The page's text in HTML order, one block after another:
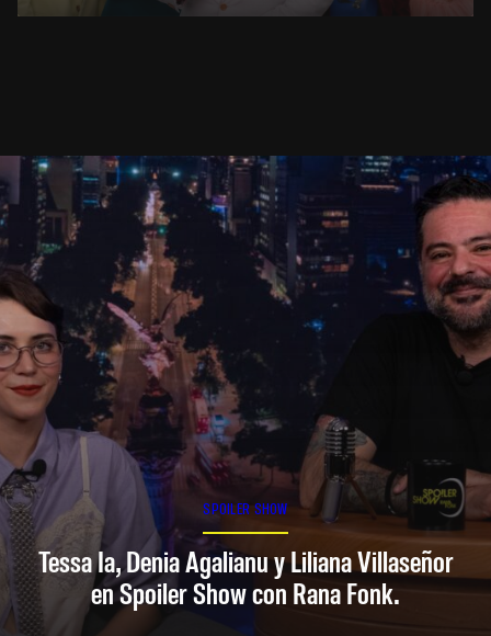
SPOILER SHOW
Tessa Ia, Denia Agalianu y Liliana Villaseñor
en Spoiler Show con Rana Fonk.